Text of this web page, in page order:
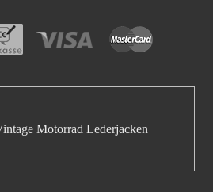
Motorrad Lederjacken